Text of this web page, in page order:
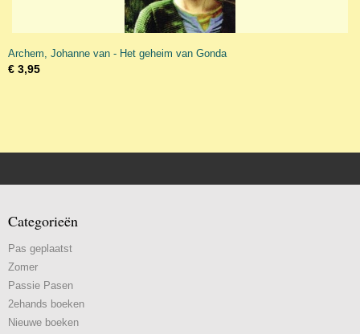
Archem, Johanne van - Het geheim van Gonda
€ 3,95
Categorieën
Pas geplaatst
Zomer
Passie Pasen
2ehands boeken
Nieuwe boeken